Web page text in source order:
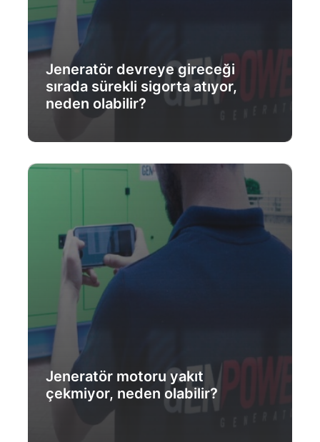
Jeneratör devreye gireceği
sırada sürekli sigorta atıyor,
neden olabilir?
Daha Fazlası
Jeneratör motoru yakıt
çekmiyor, neden olabilir?